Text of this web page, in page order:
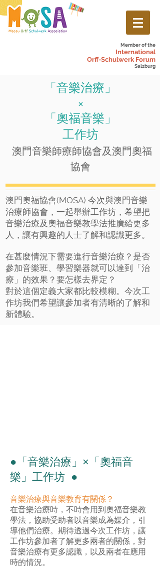
Member of the
International
Orff-Schulwerk Forum
Salzburg
「音樂治療」
×
「奧福音樂」
工作坊
澳門音樂師療師協會及澳門奧福
協會
澳門奧福協會(MOSA) 今次與澳門音樂
治療師協會，一起舉辦工作坊，希望把
音樂治療及奧福音樂教學法推廣給更多
人，讓有興趣的人士了解和認識更多。
在甚麼情況下需要進行音樂治療？是否
參加音樂班、學習樂器就可以達到「治
療」的效果？要怎樣去界定？
對於這個定義大家都比較模糊。今次工
作坊我們希望讓參加者有清晰的了解和
新體驗。
●「音樂治療」×「奧福音
樂」工作坊 ●
音樂治療與音樂教育有關係？
在音樂治療時，不時會用到奧福音樂教
學法，協助受助者以音樂成為媒介，引
導他們治療。期待透過今次工作坊，讓
工作坊參加者了解更多兩者的關係，對
音樂治療有更多認識，以及兩者在應用
時的情況。